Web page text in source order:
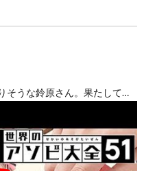
そうな鈴原さん。果たして…